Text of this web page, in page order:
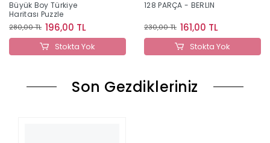
Büyük Boy Türkiye
Haritası Puzzle
280,00 TL 196,00 TL
Stokta Yok
128 PARÇA - BERLIN
230,00 TL 161,00 TL
Stokta Yok
Son Gezdikleriniz